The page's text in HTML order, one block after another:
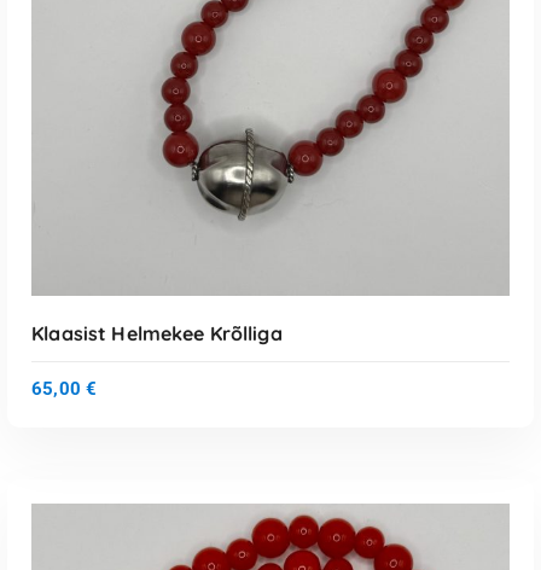
Loe Edasi
Klaasist Helmekee Krõlliga
65,00 €